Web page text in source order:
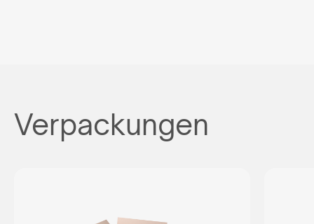
Verpackungen